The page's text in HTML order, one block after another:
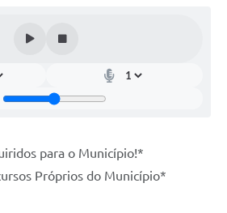
para o Município!*
Próprios do Município*